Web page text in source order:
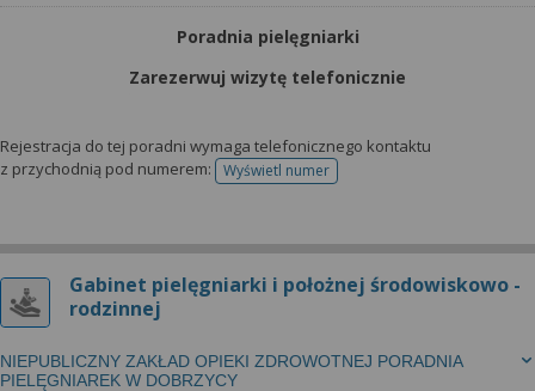
Poradnia pielęgniarki
Zarezerwuj wizytę telefonicznie
Rejestracja do tej poradni wymaga telefonicznego kontaktu
z przychodnią pod numerem:
Wyświetl numertelefonu do rejestracji
Gabinet pielęgniarki i położnej środowiskowo -
rodzinnej
NIEPUBLICZNY ZAKŁAD OPIEKI ZDROWOTNEJ PORADNIA
PIELĘGNIAREK W DOBRZYCY